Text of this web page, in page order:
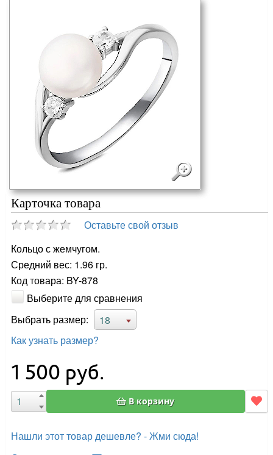
Карточка товара
Оставьте свой отзыв
Кольцо с жемчугом.
Средний вес: 1.96 гр.
Код товара: BY-878
Выберите для сравнения
Выбрать размер:
18
Как узнать размер?
1 500 руб.
В корзину
Нашли этот товар дешевле? - Жми сюда!